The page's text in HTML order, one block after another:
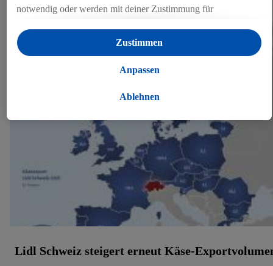
Pressematerial (1)
Lidl Schweiz steigert erneut Käse-
notwendig oder werden mit deiner Zustimmung für
personalisierte Werbung innerhalb und außerhalb der Lidl-
Dienste verwendet. Sofern du Teilnehmer des Lidl Plus-
Programms bist, werden für diese Zwecke auch Daten aus
Unter „Anpassen“ kannst du einzelne Verwendungszwecke
Durch einen Klick auf „Ablehnen“ kannst du nur den Einsatz
notwendiger Techniken zulassen. Durch einen Klick auf
„Zustimmen“ stimmst du allen Verarbeitungen zu sämtlichen
vorgenannten Zwecken zu. Weitere Informationen, auch zur
Speicherdauer der Daten und zu deinem Recht, deine
Einwilligung jederzeit mit Wirkung für die Zukunft zu
widerrufen, findest du in unseren
Datenschutzbestimmungen.
Ablehnen
Anpassen
Zustimmen